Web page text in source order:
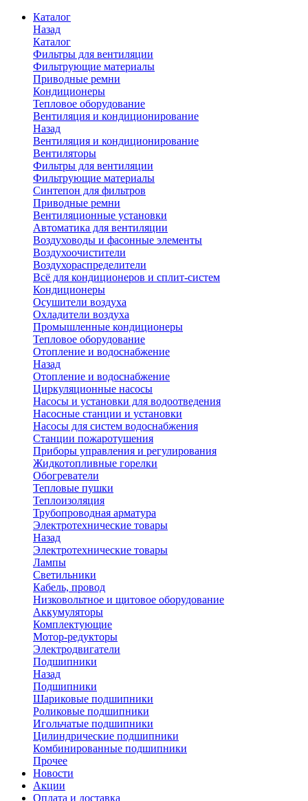
Каталог
Назад
Каталог
Фильтры для вентиляции
Фильтрующие материалы
Приводные ремни
Кондиционеры
Тепловое оборудование
Вентиляция и кондиционирование
Назад
Вентиляция и кондиционирование
Вентиляторы
Фильтры для вентиляции
Фильтрующие материалы
Синтепон для фильтров
Приводные ремни
Вентиляционные установки
Автоматика для вентиляции
Воздуховоды и фасонные элементы
Воздухоочистители
Воздухораспределители
Всё для кондиционеров и сплит-систем
Кондиционеры
Осушители воздуха
Охладители воздуха
Промышленные кондиционеры
Тепловое оборудование
Отопление и водоснабжение
Назад
Отопление и водоснабжение
Циркуляционные насосы
Насосы и установки для водоотведения
Насосные станции и установки
Насосы для систем водоснабжения
Станции пожаротушения
Приборы управления и регулирования
Жидкотопливные горелки
Обогреватели
Тепловые пушки
Теплоизоляция
Трубопроводная арматура
Электротехнические товары
Назад
Электротехнические товары
Лампы
Светильники
Кабель, провод
Низковольтное и щитовое оборудование
Аккумуляторы
Комплектующие
Мотор-редукторы
Электродвигатели
Подшипники
Назад
Подшипники
Шариковые подшипники
Роликовые подшипники
Игольчатые подшипники
Цилиндрические подшипники
Комбинированные подшипники
Прочее
Новости
Акции
Оплата и доставка